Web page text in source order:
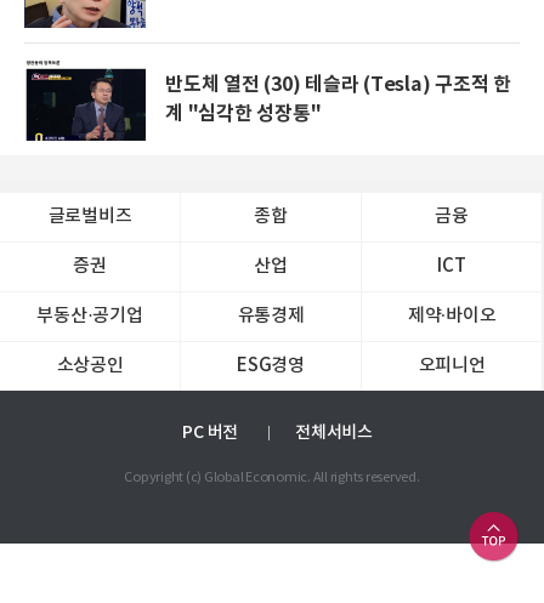
반도체 열전 (30) 테슬라 (Tesla) 구조적 한
계 "심각한 성장통"
글로벌비즈 종합 금융
증권 산업 ICT
부동산·공기업 유통경제 제약∙바이오
소상공인 ESG경영 오피니언
PC 버전 전체서비스
Copyright (c) Global Economic. All rights reserved.